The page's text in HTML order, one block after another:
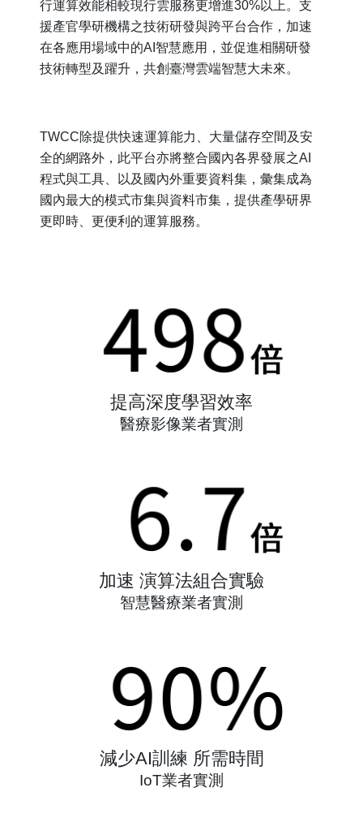
行運算效能相較現行雲服務更增進30%以上。支
援產官學研機構之技術研發與跨平台合作，加速
在各應用場域中的AI智慧應用，並促進相關研發
技術轉型及躍升，共創臺灣雲端智慧大未來。
TWCC除提供快速運算能力、大量儲存空間及安
全的網路外，此平台亦將整合國內各界發展之AI
程式與工具、以及國內外重要資料集，彙集成為
國內最大的模式市集與資料市集，提供產學研界
更即時、更便利的運算服務。
提⾼深度學習效率
醫療影像業者實測
加速 演算法組合實驗
智慧醫療業者實測
減少AI訓練 所需時間
IoT業者實測